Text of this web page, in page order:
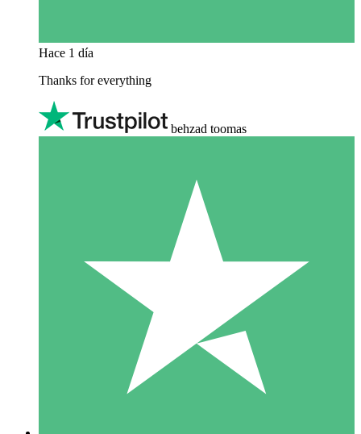
Hace 1 día
Thanks for everything
behzad toomas